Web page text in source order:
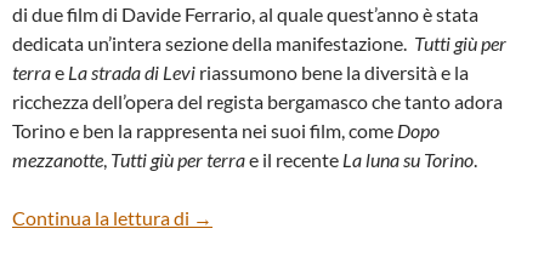
di due film di Davide Ferrario, al quale quest’anno è stata
dedicata un’intera sezione della manifestazione. Tutti giù per
terrae La strada di Levi riassumono bene la diversità e la
ricchezza dell’opera del regista bergamasco che tanto adora
Torino e ben la rappresenta nei suoi film, come Dopo
mezzanotte Tutti giù per terrae il recente La luna su Torino
Continua la lettura di “Tutti giù per terra” e “La strada di Levi”
→